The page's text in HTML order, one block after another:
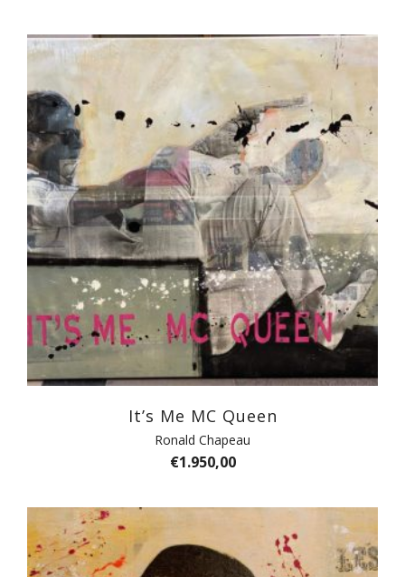
It’s Me MC Queen
Ronald Chapeau
€1.950,00